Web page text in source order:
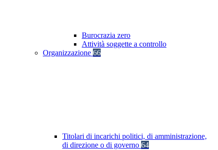
Burocrazia zero
Attività soggette a controllo
Organizzazione 66
Titolari di incarichi politici, di amministrazione,
di direzione o di governo 64